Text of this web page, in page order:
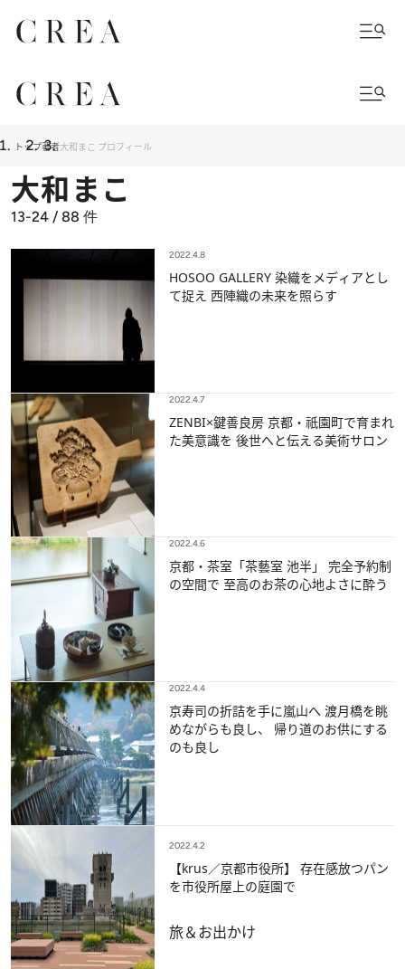
トップ著者大和まこ プロフィール
大和まこ
13-24 / 88 件
2022.4.8
HOSOO GALLERY 染織をメディアとし
て捉え 西陣織の未来を照らす
2022.4.7
ZENBI×鍵善良房 京都・祇園町で育まれ
た美意識を 後世へと伝える美術サロン
2022.4.6
京都・茶室「茶藝室 池半」 完全予約制
の空間で 至高のお茶の心地よさに酔う
2022.4.4
京寿司の折詰を手に嵐山へ 渡月橋を眺
めながらも良し、 帰り道のお供にする
のも良し
2022.4.2
【krus／京都市役所】 存在感放つパン
を市役所屋上の庭園で
旅＆お出かけ